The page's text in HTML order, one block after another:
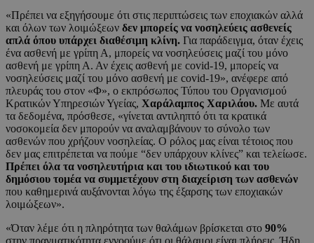
«Πρέπει να εξηγήσουμε ότι στις περιπτώσεις των εποχιακών αλλά
και όλων των λοιμώξεων δεν μπορείς να νοσηλεύεις ασθενείς
απλά όπου υπάρχει διαθέσιμη κλίνη. Για παράδειγμα, όταν έχεις
ένα ασθενή με γρίπη Α, μπορείς να νοσηλεύσεις μαζί του μόνο
ασθενή με γρίπη Α. Αν έχεις ασθενή με covid-19, μπορείς να
νοσηλεύσεις μαζί του μόνο ασθενή με covid-19», ανέφερε από
πλευράς του στον «Φ», ο εκπρόσωπος Τύπου του Οργανισμού
Κρατικών Υπηρεσιών Υγείας, Χαράλαμπος Χαριλάου. Με αυτά
τα δεδομένα, πρόσθεσε, «γίνεται αντιληπτό ότι τα κρατικά
νοσοκομεία δεν μπορούν να αναλαμβάνουν το σύνολο των
ασθενών που χρήζουν νοσηλείας. Ο ρόλος μας είναι τέτοιος που
δεν μας επιτρέπεται να πούμε “δεν υπάρχουν κλίνες” και τελείωσε.
Πρέπει όλα τα νοσηλευτήρια και του ιδιωτικού και του
δημόσιου τομέα να συμμετέχουν στη διαχείριση των ασθενών
που καθημερινά αυξάνονται λόγω της έξαρσης των εποχιακών
λοιμώξεων».
«Όταν λέμε ότι η πληρότητα των θαλάμων βρίσκεται στο 90%
στην πραγματικότητα εννοούμε ότι οι θάλαμοι είναι πλήρεις. Ήδη,